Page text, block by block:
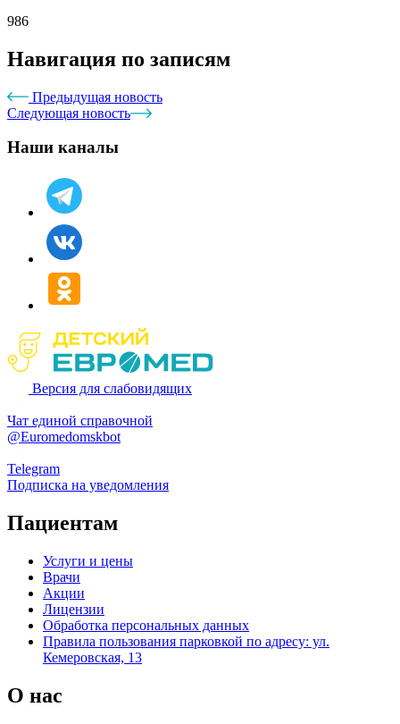
986
Навигация по записям
Предыдущая новость
Следующая новость
Наши каналы
Версия для слабовидящих
Чат единой справочной
@Euromedomskbot
Telegram
Подписка на уведомления
Пациентам
Услуги и цены
Врачи
Акции
Лицензии
Обработка персональных данных
Правила пользования парковкой по адресу: ул.
Кемеровская, 13
О нас